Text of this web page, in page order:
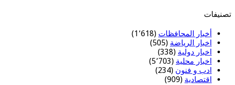
تصنيفات
أخبار المحافظات (1٬618)
اخبار الرياضة (505)
اخبار دولية (338)
اخبار محلية (5٬703)
ادب و فنون (234)
اقتصادية (909)